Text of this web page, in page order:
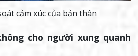
cảm xúc của bản thân
cho người xung quanh